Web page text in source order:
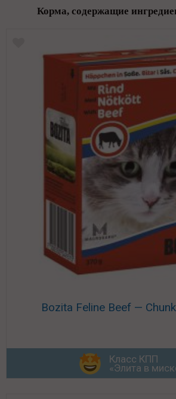
Корма, содержащие
Bozita Feline Beef —
Класс КПП
«Элита в